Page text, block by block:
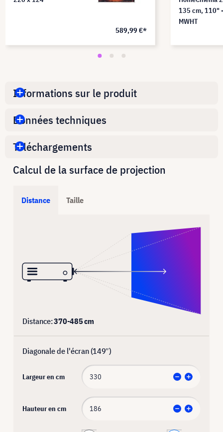
589,99 €*
135 cm, 110" -
MWHT
Informations sur le produit
Données techniques
Téléchargements
Calcul de la surface de projection
Distance Taille
Distance:370-485cm
Diagonale de l'écran (149″)
Largeur en cm
Hauteur en cm